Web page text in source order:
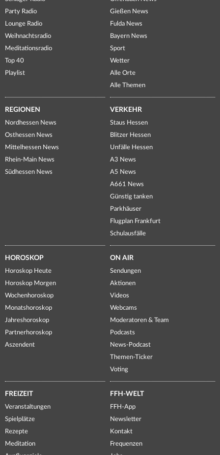
Party Radio
Lounge Radio
Weihnachtsradio
Meditationsradio
Top 40
Playlist
Gießen News
Fulda News
Bayern News
Sport
Wetter
Alle Orte
Alle Themen
REGIONEN
Nordhessen News
Osthessen News
Mittelhessen News
Rhein-Main News
Südhessen News
VERKEHR
Staus Hessen
Blitzer Hessen
Unfälle Hessen
A3 News
A5 News
A661 News
Günstig tanken
Parkhäuser
Flugplan Frankfurt
Schulausfälle
HOROSKOP
Horoskop Heute
Horoskop Morgen
Wochenhoroskop
Monatshoroskop
Jahreshoroskop
Partnerhoroskop
Aszendent
ON AIR
Sendungen
Aktionen
Videos
Webcams
Moderatoren & Team
Podcasts
News-Podcast
Themen-Ticker
Voting
FREIZEIT
Veranstaltungen
Spielplätze
Rezepte
Meditation
FFH-WELT
FFH-App
Newsletter
Kontakt
Frequenzen